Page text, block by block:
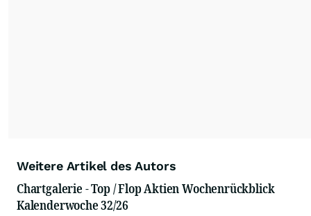
Weitere Artikel des Autors
Chartgalerie - Top / Flop Aktien Wochenrückblick
Kalenderwoche 32/26